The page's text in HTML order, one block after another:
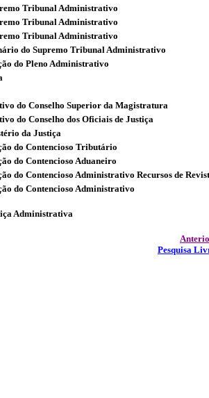
Tribunal Administrativo
Tribunal Administrativo
Tribunal Administrativo
do Supremo Tribunal Administrativo
do Pleno Administrativo
do Conselho Superior da Magistratura
do Conselho dos Oficiais de Justiça
da Justiça
do Contencioso Tributário
do Contencioso Aduaneiro
do Contencioso Administrativo Recursos de
do Contencioso Administrativo
Administrativa
Pesquisa